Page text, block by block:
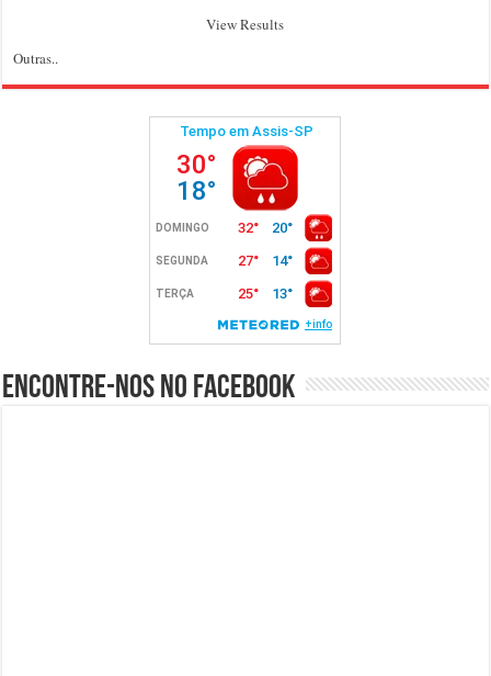
View Results
Outras..
Encontre-nos no Facebook